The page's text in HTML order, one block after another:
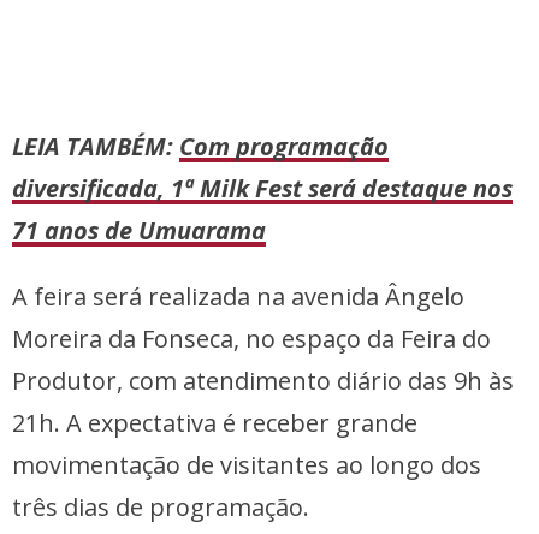
LEIA TAMBÉM: Com programação
diversificada, 1ª Milk Fest será destaque nos
71 anos de Umuarama
A feira será realizada na avenida Ângelo
Moreira da Fonseca, no espaço da Feira do
Produtor, com atendimento diário das 9h às
21h. A expectativa é receber grande
movimentação de visitantes ao longo dos
três dias de programação.